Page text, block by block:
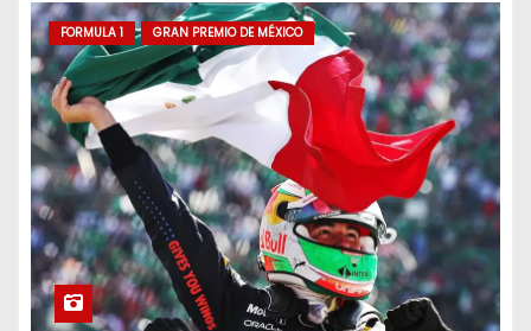
FORMULA 1 GRAN PREMIO DE MÉXICO